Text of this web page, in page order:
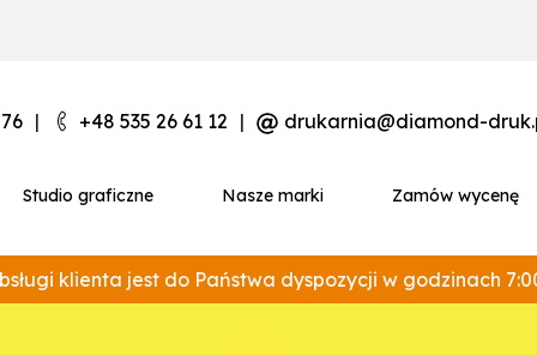
Studio graficzne Nasze marki Zamów wycenę
| +48 535 26 61 12 | drukarnia@diamond-
klienta jest do Państwa dyspozycji w godzinach